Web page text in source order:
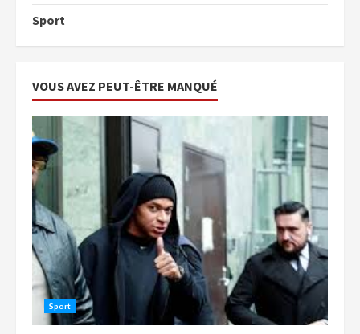
Sport
VOUS AVEZ PEUT-ÊTRE MANQUÉ
Sport